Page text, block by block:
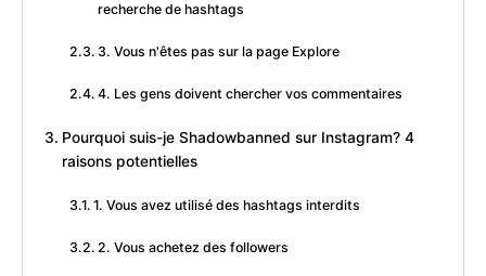
recherche de hashtags
3. Vous n'êtes pas sur la page Explore
4. Les gens doivent chercher vos commentaires
Pourquoi suis-je Shadowbanned sur Instagram? 4
raisons potentielles
1. Vous avez utilisé des hashtags interdits
2. Vous achetez des followers